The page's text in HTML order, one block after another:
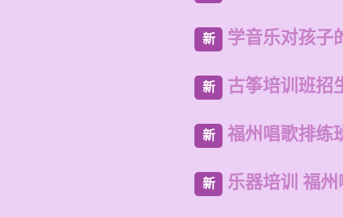
新 学音乐对孩子
新 古筝培训班招
新 福州唱歌排练
新 乐器培训 福